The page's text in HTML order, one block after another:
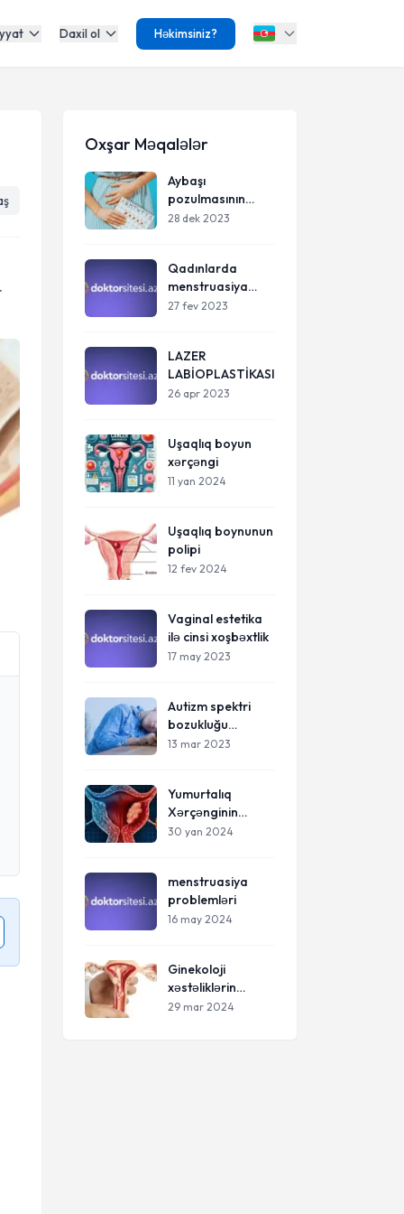
Daxil ol Həkimsiniz?
Oxşar Məqalələr
Aybaşı
pozulmasının
səbəbləri
28 dek 2023
Qadınlarda
menstruasiya
fəsadları
27 fev 2023
LAZER
LABİOPLASTİKASI
26 apr 2023
Uşaqlıq boyun
xərçəngi
11 yan 2024
Uşaqlıq boynunun
polipi
12 fev 2024
Vaginal estetika
ilə cinsi xoşbəxtlik
17 may 2023
Autizm spektri
bozukluğu
haqqında bilməli
simptomları və
müalicələri
13 mar 2023
Yumurtalıq
Xərçənginin
Səbəbləri və Risk
30 yan 2024
menstruasiya
problemləri
16 may 2024
Ginekoloji
xəstəliklərin
müayinə və
29 mar 2024